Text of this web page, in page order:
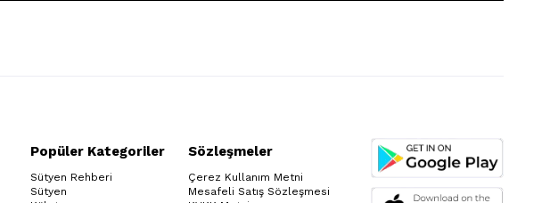
Popüler Kategoriler
Sütyen Rehberi
Sütyen
Sözleşmeler
Çerez Kullanım Metni
Mesafeli Satış Sözleşmesi